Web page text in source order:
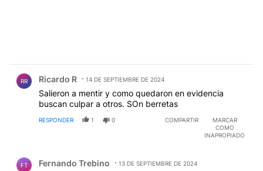
RR Ricardo R 14 DE SEPTIEMBRE DE 2024
Salieron a mentir y como quedaron en evidencia
buscan culpar a otros. SOn berretas
RESPONDER 1 0 COMPARTIR
MARCAR
COMO
INAPROPIADO
FT Fernando Trebino 13 DE SEPTIEMBRE DE 2024